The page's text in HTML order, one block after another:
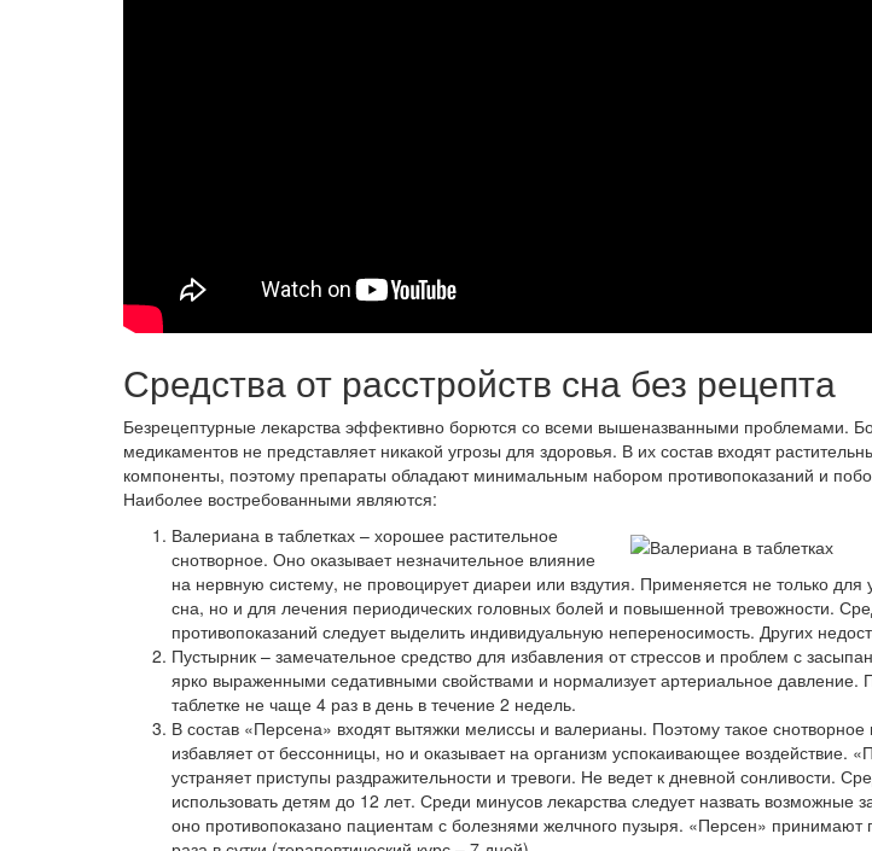
Средства от расстройств сна без рецепта
Безрецептурные лекарства эффективно борются со всеми вышеназванными проблемами.
медикаментов не представляет никакой угрозы для здоровья. В их состав входят
компоненты, поэтому препараты обладают минимальным набором противопоказаний и
Наиболее востребованными являются:
Валериана в таблетках – хорошее растительное
снотворное. Оно оказывает незначительное влияние
на нервную систему, не провоцирует диареи или вздутия. Применяется не только для
сна, но и для лечения периодических головных болей и повышенной тревожности.
противопоказаний следует выделить индивидуальную непереносимость. Других
Пустырник – замечательное средство для избавления от стрессов и проблем с
ярко выраженными седативными свойствами и нормализует артериальное давление.
таблетке не чаще 4 раз в день в течение 2 недель.
В состав «Персена» входят вытяжки мелиссы и валерианы. Поэтому такое снотворное
избавляет от бессонницы, но и оказывает на организм успокаивающее воздействие.
устраняет приступы раздражительности и тревоги. Не ведет к дневной сонливости.
использовать детям до 12 лет. Среди минусов лекарства следует назвать возможные
оно противопоказано пациентам с болезнями желчного пузыря. «Персен» принимают